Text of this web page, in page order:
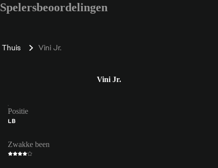
Spelersbeoordelingen
Thuis Vini Jr.
Vini Jr.
Positie
LB
Zwakke been